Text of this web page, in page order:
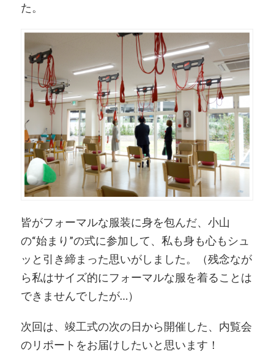
た。
皆がフォーマルな服装に身を包んだ、小山
の“始まり”の式に参加して、私も身も心もシュ
ッと引き締まった思いがしました。（残念なが
ら私はサイズ的にフォーマルな服を着ることは
できませんでしたが…）
次回は、竣工式の次の日から開催した、内覧会
のリポートをお届けしたいと思います！